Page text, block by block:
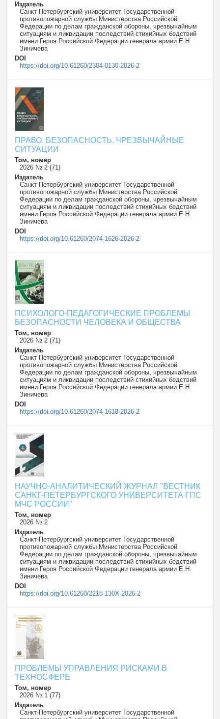
Издатель
Санкт-Петербургский университет Государственной
противопожарной службы Министерства Российской
Федерации по делам гражданской обороны, чрезвычайным
ситуациям и ликвидации последствий стихийных бедствий
имени Героя Российской Федерации генерала армии Е.Н.
Зиничева
DOI
https://doi.org/10.61260/2304-0130-2026-2
ПРАВО. БЕЗОПАСНОСТЬ. ЧРЕЗВЫЧАЙНЫЕ
СИТУАЦИИ
Том, номер
2026 № 2 (71)
Издатель
Санкт-Петербургский университет Государственной
противопожарной службы Министерства Российской
Федерации по делам гражданской обороны, чрезвычайным
ситуациям и ликвидации последствий стихийных бедствий
имени Героя Российской Федерации генерала армии Е.Н.
Зиничева
DOI
https://doi.org/10.61260/2074-1626-2026-2
ПСИХОЛОГО-ПЕДАГОГИЧЕСКИЕ ПРОБЛЕМЫ
БЕЗОПАСНОСТИ ЧЕЛОВЕКА И ОБЩЕСТВА
Том, номер
2026 № 2 (71)
Издатель
Санкт-Петербургский университет Государственной
противопожарной службы Министерства Российской
Федерации по делам гражданской обороны, чрезвычайным
ситуациям и ликвидации последствий стихийных бедствий
имени Героя Российской Федерации генерала армии Е.Н.
Зиничева
DOI
https://doi.org/10.61260/2074-1618-2026-2
НАУЧНО-АНАЛИТИЧЕСКИЙ ЖУРНАЛ "ВЕСТНИК
САНКТ-ПЕТЕРБУРГСКОГО УНИВЕРСИТЕТА ГПС
МЧС РОССИИ"
Том, номер
2026 № 2
Издатель
Санкт-Петербургский университет Государственной
противопожарной службы Министерства Российской
Федерации по делам гражданской обороны, чрезвычайным
ситуациям и ликвидации последствий стихийных бедствий
имени Героя Российской Федерации генерала армии Е.Н.
Зиничева
DOI
https://doi.org/10.61260/2218-130X-2026-2
ПРОБЛЕМЫ УПРАВЛЕНИЯ РИСКАМИ В
ТЕХНОСФЕРЕ
Том, номер
2026 № 1 (77)
Издатель
Санкт-Петербургский университет Государственной